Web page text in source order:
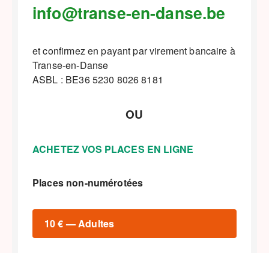
info@transe-en-danse.be
et confirmez en payant par virement bancaire à
Transe-en-Danse
ASBL : BE36 5230 8026 8181
OU
ACHETEZ VOS PLACES EN LIGNE
Places non-numérotées
10 € — Adultes